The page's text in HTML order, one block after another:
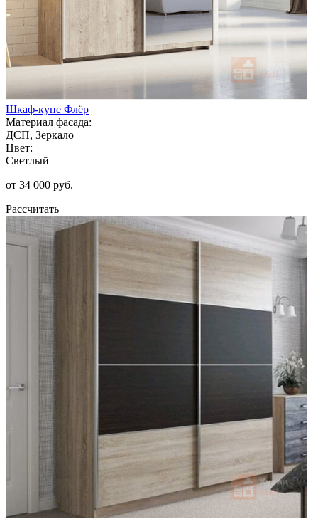
Шкаф-купе Флёр
Материал фасада:
ДСП, Зеркало
Цвет:
Светлый
от 34 000 руб.
Рассчитать